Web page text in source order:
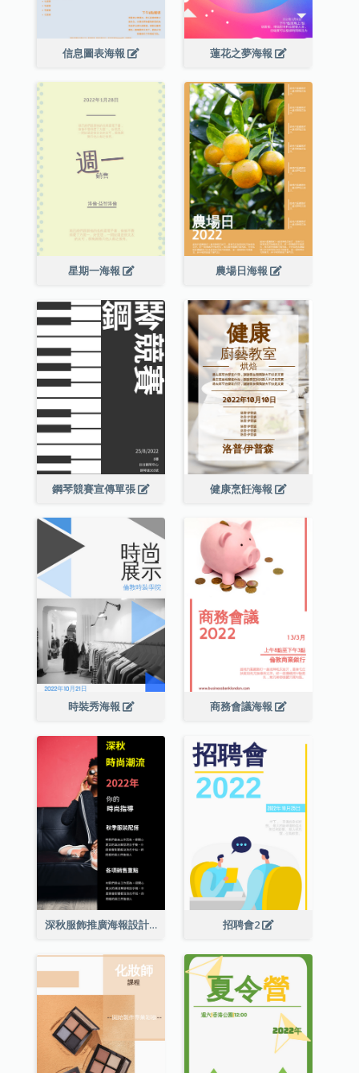
信息圖表海報 蓮花之夢海報
星期一海報 農場日海報
鋼琴競賽宣傳單張 健康烹飪海報
時裝秀海報 商務會議海報
深秋服飾推廣海報設計 招聘會2